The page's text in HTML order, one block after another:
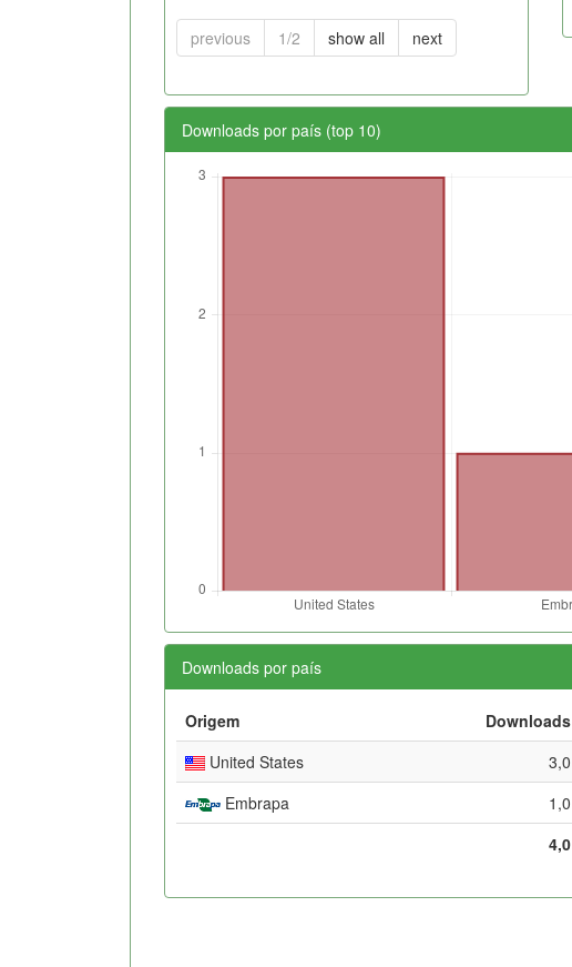
previous 1/2 show all next
Downloads por país (top 10)
Downloads por país
Origem Downloads
United States
3,0
Embrapa
1,0
4,0